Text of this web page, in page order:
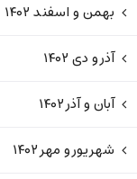
بهمن و اسفند ۱۴۰۲
آذر و دی ۱۴۰۲
آبان و آذر ۱۴۰۲
شهریور و مهر ۱۴۰۲